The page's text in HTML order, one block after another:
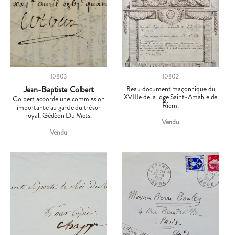
10803
Jean-Baptiste Colbert
Colbert accorde une commission
importante au garde du trésor
royal, Gédéon Du Mets.
Vendu
10802
Beau document maçonnique du
XVIIIe de la loge Saint-Amable de
Riom.
Vendu